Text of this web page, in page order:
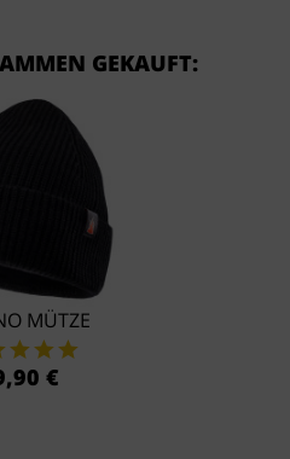
GEKAUFT:
MÜTZE
€